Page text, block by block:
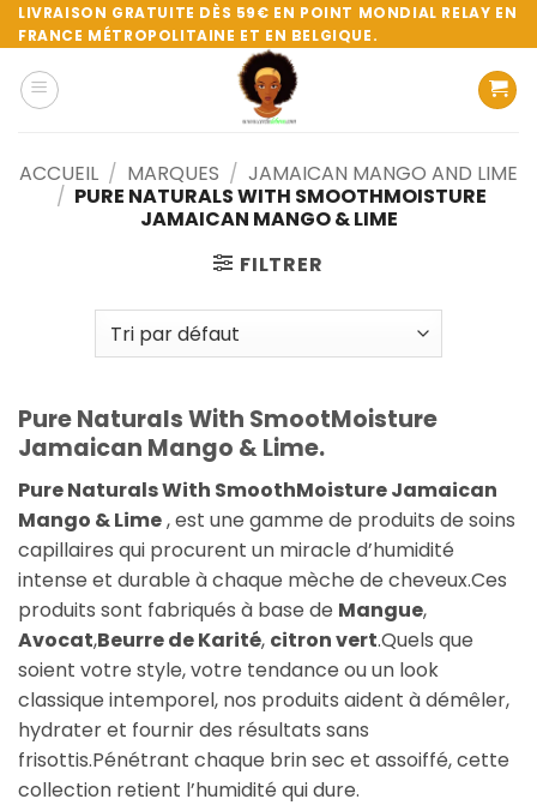
Passer
au
contenu
LIVRAISON GRATUITE DÈS 59€ EN POINT MONDIAL RELAY EN
FRANCE MÉTROPOLITAINE ET EN BELGIQUE.
ACCUEIL / MARQUES / JAMAICAN MANGO AND LIME
/ PURE NATURALS WITH SMOOTHMOISTURE
JAMAICAN MANGO & LIME
FILTRER
Pure Naturals With SmootMoisture
Jamaican Mango & Lime.
Pure Naturals With SmoothMoisture Jamaican
Mango & Lime, est une gamme de produits de soins
capillaires qui procurent un miracle d’humidité
intense et durable à chaque mèche de cheveux.Ces
produits sont fabriqués à base de Mangue,
Avocat,Beurre de Karité, citron vert.Quels que
soient votre style, votre tendance ou un look
classique intemporel, nos produits aident à démêler,
hydrater et fournir des résultats sans
frisottis.Pénétrant chaque brin sec et assoiffé, cette
collection retient l’humidité qui dure.